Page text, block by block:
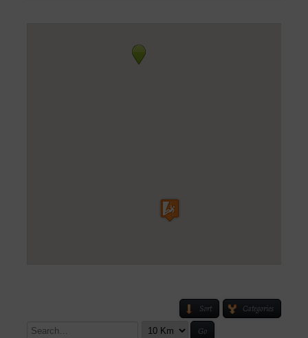
Categories
Sort
Go